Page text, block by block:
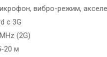
вибро-режим,
c 3G
(2G)
20 м